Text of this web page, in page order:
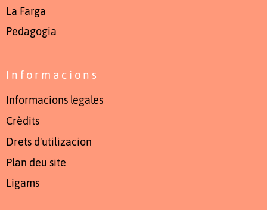
La Farga
Pedagogia
Informacions
Informacions legales
Crèdits
Drets d'utilizacion
Plan deu site
Ligams